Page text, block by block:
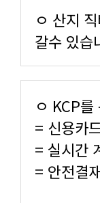
갈수 있습
ㅇ KCP
= 신용카
= 실시간
= 안전결